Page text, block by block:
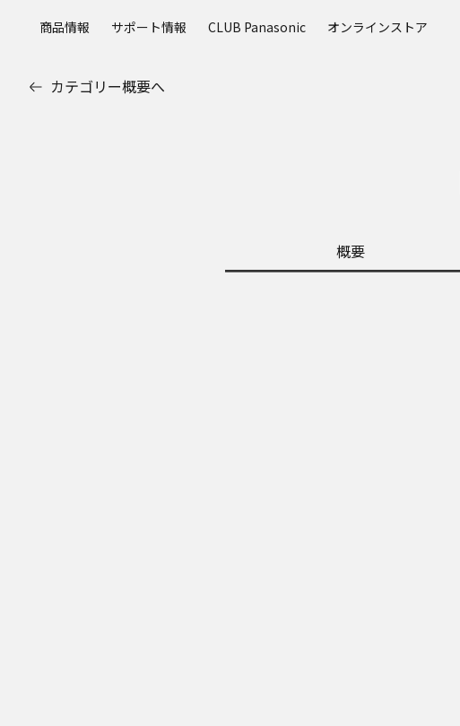
商品情報 サポート情報 CLUB Panasonic オンラインストア
カテゴリー概要へ
概要